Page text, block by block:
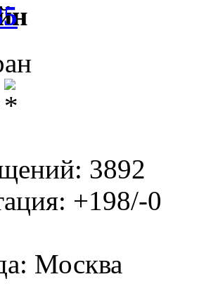
3892
+198/-0
Москва